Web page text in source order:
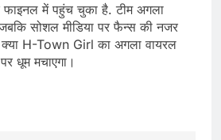
फाइनल में पहुंच चुका है. टीम अगला
सोशल मीडिया पर फैन्स की नजर
क्या H-Town Girl का अगला वायरल
धूम मचाएगा।